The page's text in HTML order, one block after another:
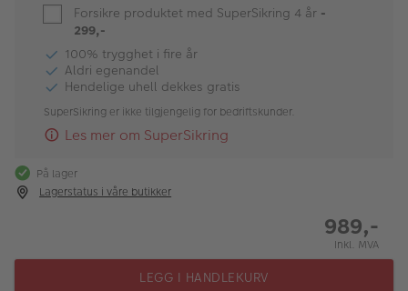
Butikkoversikt
Forsikre produktet med SuperSikring 4 år -
299,-
100% trygghet i fire år
Aldri egenandel
Hendelige uhell dekkes gratis
SuperSikring er ikke tilgjengelig for bedriftskunder.
Les mer om SuperSikring
På lager
Lagerstatus i våre butikker
989,-
Inkl. MVA
LEGG I HANDLEKURV